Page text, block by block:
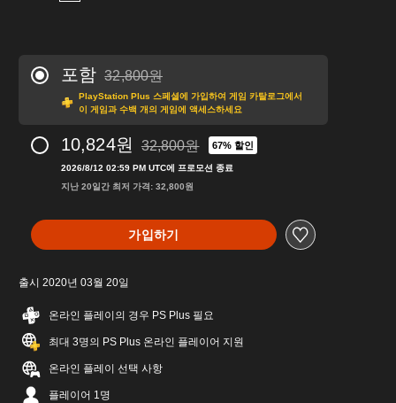
포함 32,800원의 원래 가격에서 할인됨
32,800원
PlayStation Plus 스페셜에 가입하여 게임 카탈로그에서
이 게임과 수백 개의 게임에 액세스하세요
10,824원 32,800원의 원래 가격에서 할인됨
32,800원 67% 할인
2026/8/12 02:59 PM UTC에 프로모션 종료
지난 20일간 최저 가격: 32,800원
가입하기
출시 2020년 03월 20일
온라인 플레이의 경우 PS Plus 필요
최대 3명의 PS Plus 온라인 플레이어 지원
온라인 플레이 선택 사항
플레이어 1명